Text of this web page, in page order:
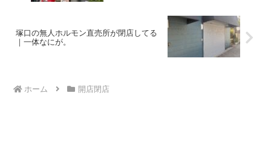
塚口の無人ホルモン直売所が閉店してる
｜一体なにが。
ホーム 開店閉店